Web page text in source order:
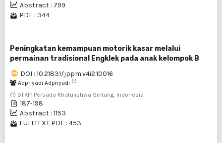
Abstract : 799
PDF : 344
Peningkatan kemampuan motorik kasar melalui
permainan tradisional Engklek pada anak kelompok B
DOI : 10.21831/jppm.v4i2.10016
Adpriyadi Adpriyadi (1)
(1) STKIP Persada Khatulistiwa Sintang, Indonesia
187-198
Abstract : 1153
FULLTEXT PDF : 453